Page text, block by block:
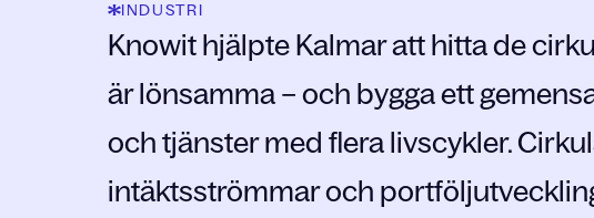
INDUSTRI
Knowit hjälpte Kalmar att hitta de
är lönsamma – och bygga ett
och tjänster med flera livscykler.
intäktsströmmar och